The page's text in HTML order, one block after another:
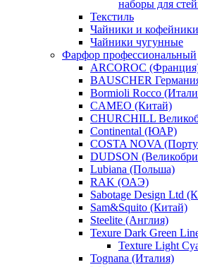
наборы для
Текстиль
Чайники и кофейники
Чайники чугунные
Фарфор профессиональный
ARCOROC
BAUSCHER
Bormioli Rocco
CAMEO (Китай)
CHURCHILL
Continental (ЮАР)
COSTA NOVA
DUDSON
Lubiana (Польша)
RAK (ОАЭ)
Sabotage Design Ltd
Sam&Squito (Китай)
Steelite (Англия)
Texure Dark Green
Texture Light
Tognana (Италия)